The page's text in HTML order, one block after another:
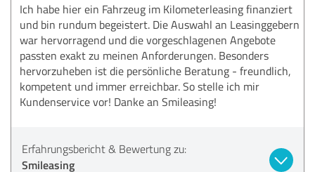
Ich habe hier ein Fahrzeug im Kilometerleasing finanziert
und bin rundum begeistert. Die Auswahl an Leasinggebern
war hervorragend und die vorgeschlagenen Angebote
passten exakt zu meinen Anforderungen. Besonders
hervorzuheben ist die persönliche Beratung - freundlich,
kompetent und immer erreichbar. So stelle ich mir
Kundenservice vor! Danke an Smileasing!
Erfahrungsbericht & Bewertung zu:
Smileasing